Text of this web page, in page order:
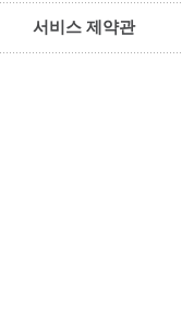
서비스 제약관